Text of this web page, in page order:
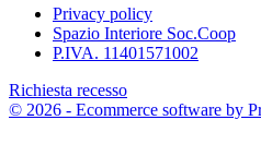
Privacy policy
Spazio Interiore Soc.Coop
P.IVA. 11401571002
Richiesta recesso
© 2026 - Ecommerce software by